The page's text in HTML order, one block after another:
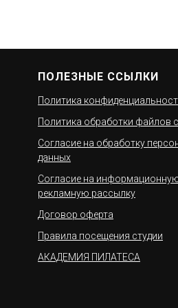
ПОЛЕЗНЫЕ ССЫЛКИ
Политика
Политика обработки файлов
Согласие на обработку
данных
Согласие на
рекламную рассылку
Договор оферта
Правила посещения студии
АКАДЕМИЯ ПИЛАТЕСА